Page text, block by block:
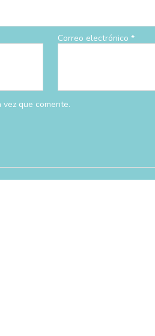
Correo electrónico*
que comente.